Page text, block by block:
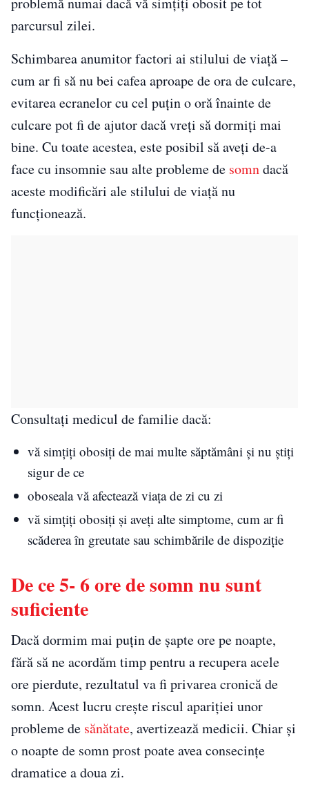
parcursul zilei.
Schimbarea anumitor factori ai stilului de viață –
cum ar fi să nu bei cafea aproape de ora de culcare,
evitarea ecranelor cu cel puțin o oră înainte de
culcare pot fi de ajutor dacă vreți să dormiți mai
bine. Cu toate acestea, este posibil să aveți de-a
face cu insomnie sau alte probleme de somndacă
aceste modificări ale stilului de viață nu
funcționează.
Consultați medicul de familie dacă:
vă simțiți obosiți de mai multe săptămâni și nu știți
sigur de ce
oboseala vă afectează viața de zi cu zi
vă simțiți obosiți și aveți alte simptome, cum ar fi
scăderea în greutate sau schimbările de dispoziție
De ce 5- 6 ore de somn nu sunt
suficiente
Dacă dormim mai puțin de șapte ore pe noapte,
fără să ne acordăm timp pentru a recupera acele
ore pierdute, rezultatul va fi privarea cronică de
somn. Acest lucru crește riscul apariției unor
probleme de sănătate, avertizează medicii. Chiar și
o noapte de somn prost poate avea consecințe
dramatice a doua zi.